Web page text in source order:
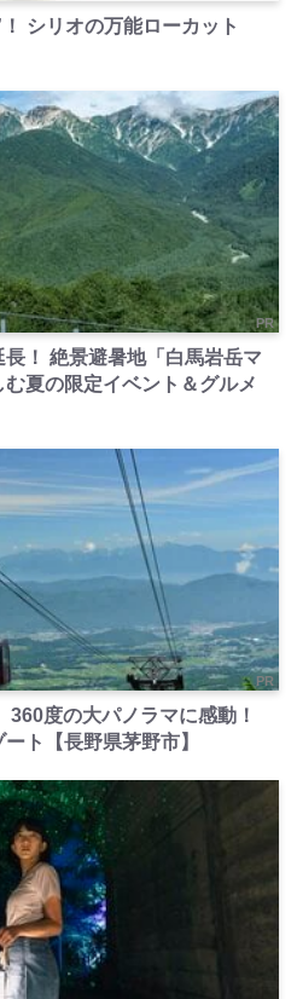
シリオの万能ローカット
PR
！ 絶景避暑地「白馬岩岳マ
夏の限定イベント＆グルメ
PR
360度の大パノラマに感動！
ト【長野県茅野市】